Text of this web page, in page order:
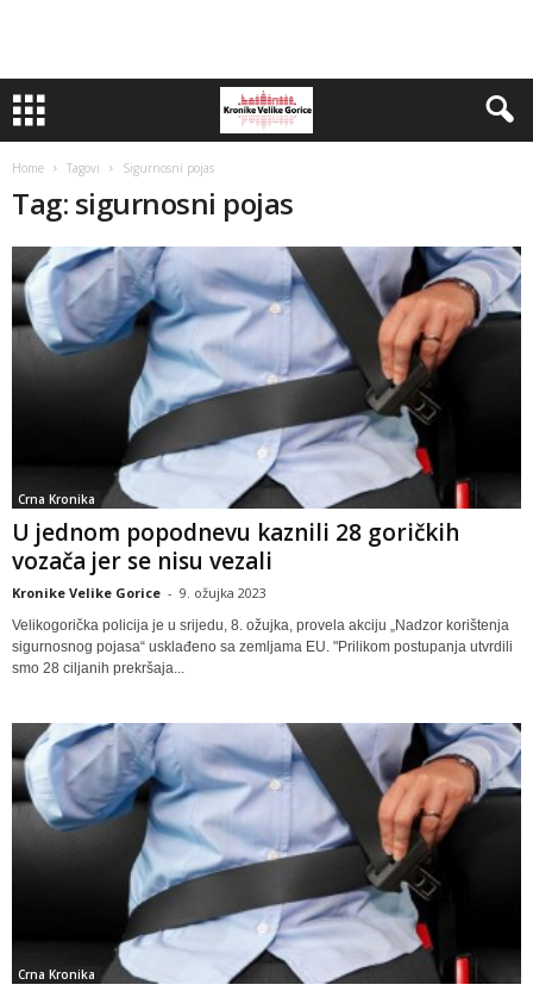
Home Tagovi Sigurnosni pojas
Tag: sigurnosni pojas
Crna Kronika
U jednom popodnevu kaznili 28 goričkih
vozača jer se nisu vezali
Kronike Velike Gorice - 9. ožujka 2023
Velikogorička policija je u srijedu, 8. ožujka, provela akciju „Nadzor korištenja
sigurnosnog pojasa“ usklađeno sa zemljama EU. "Prilikom postupanja utvrdili
smo 28 ciljanih prekršaja...
Crna Kronika